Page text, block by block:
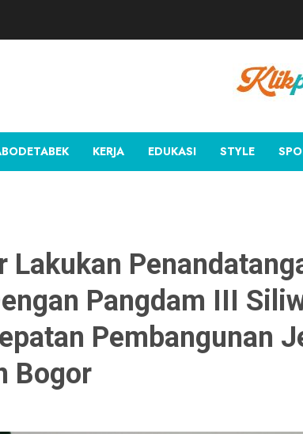
KERJA EDUKASI STYLE
Lakukan
Pangdam III
Pembangunan
Bogor